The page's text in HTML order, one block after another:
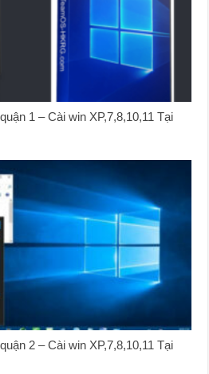
1 – Cài win XP,7,8,10,11 Tại
2 – Cài win XP,7,8,10,11 Tại